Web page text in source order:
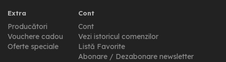
Extra
Producători
Vouchere cadou
Oferte speciale
Cont
Cont
Vezi istoricul comenzilor
Listă Favorite
Abonare / Dezabonare newsletter